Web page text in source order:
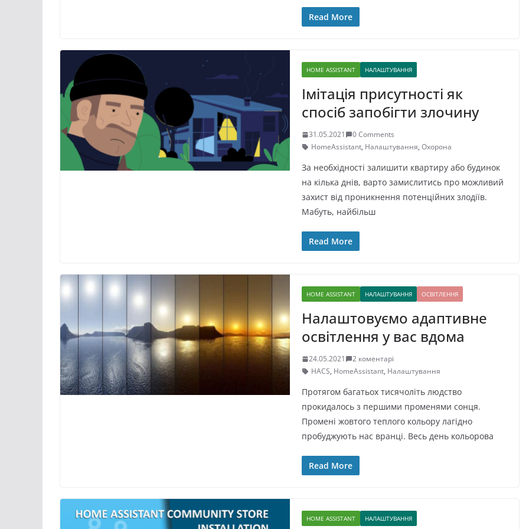
Read More
HOME ASSISTANT НАЛАШТУВАННЯ
Імітація присутності як
спосіб запобігти злочину
31.05.2021
0 Comments
HomeAssistant, Налаштування, Охорона
За необхідності залишити квартиру або будинок
на кілька днів, варто замислитись про можливий
захист від проникнення потенційних злодіїв.
Мабуть, найбільш
Read More
HOME ASSISTANT НАЛАШТУВАННЯ ОСВІТЛЕННЯ
Налаштовуємо адаптивне
освітлення у вас вдома
24.05.2021
2 коментарі
HACS, HomeAssistant, Налаштування
Протягом багатьох тисячоліть людство
прокидалось з першими променями сонця.
Промені жовтого теплого кольору лагідно
пробуджують нас вранці. Весь день кольорова
Read More
HOME ASSISTANT НАЛАШТУВАННЯ